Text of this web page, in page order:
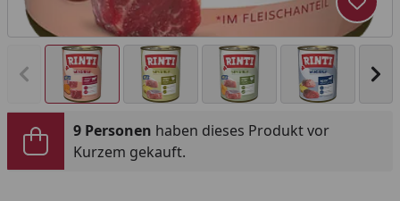
Vorheriges Bild anzeigen
9 Personen haben dieses Produkt vor
Kurzem gekauft.